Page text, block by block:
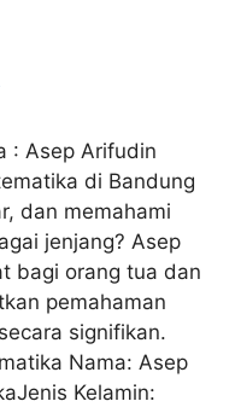
: Asep Arifudin
di Bandung
dan memahami
jenjang? Asep
bagi orang tua dan
pemahaman
signifikan.
Nama: Asep
Kelamin: